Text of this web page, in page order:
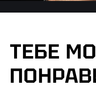
ТЕБЕ